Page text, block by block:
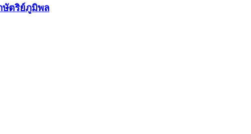
ษัตริย์ภูมิพล